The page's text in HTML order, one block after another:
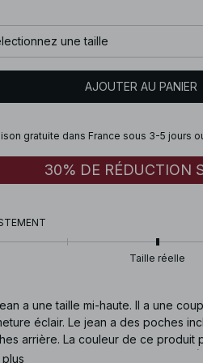
une taille
AJOUTER AU PANIER
gratuite dans France sous 3-5 jours
30% DE RÉDUCTION
Taille réelle
a une taille mi-haute. Il a une
éclair. Le jean a des poches
arrière. La couleur de ce produit
lui-même ou sur d'autres objets.